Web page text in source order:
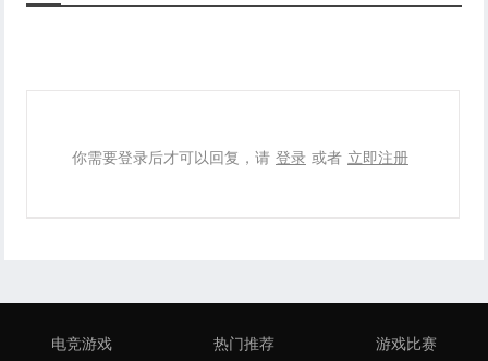
你需要登录后才可以回复，请 登录 或者 立即注册
电竞游戏 热门推荐 游戏比赛